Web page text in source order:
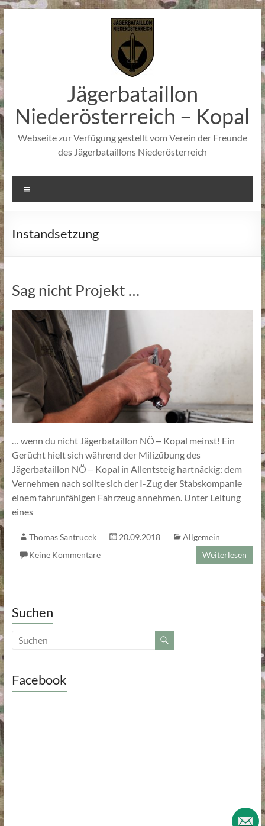
Zum
springen
Jägerbataillon
Niederösterreich – Kopal
Webseite zur Verfügung gestellt vom Verein der Freunde
des Jägerbataillons Niederösterreich
Instandsetzung
Sag nicht Projekt …
… wenn du nicht Jägerbataillon NÖ ‒ Kopal meinst! Ein
Gerücht hielt sich während der Milizübung des
Jägerbataillon NÖ ‒ Kopal in Allentsteig hartnäckig: dem
Vernehmen nach sollte sich der I-Zug der Stabskompanie
einem fahrunfähigen Fahrzeug annehmen. Unter Leitung
eines
Thomas Santrucek 20.09.2018
Allgemein
Keine Kommentare
Weiterlesen
Suchen
Facebook